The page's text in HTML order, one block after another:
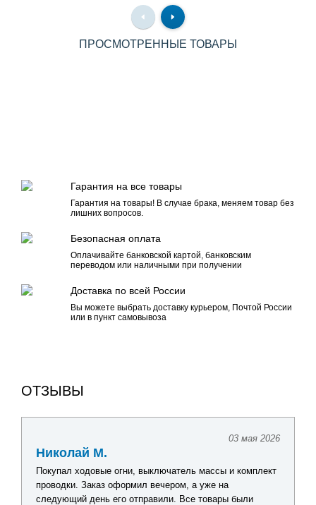
ПРОСМОТРЕННЫЕ ТОВАРЫ
Гарантия на все товары
Гарантия на товары! В случае брака, меняем товар без
лишних вопросов.
Безопасная оплата
Оплачивайте банковской картой, банковским
переводом или наличными при получении
Доставка по всей России
Вы можете выбрать доставку курьером, Почтой России
или в пункт самовывоза
ОТЗЫВЫ
03 мая 2026
Николай М.
Покупал ходовые огни, выключатель массы и комплект
проводки. Заказ оформил вечером, а уже на
следующий день его отправили. Все товары были